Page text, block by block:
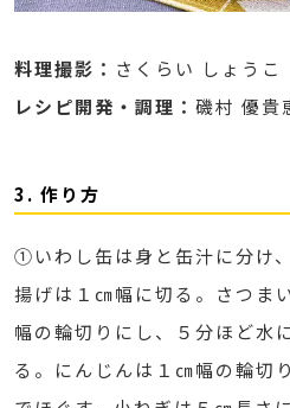
料理撮影： さくらい しょうこ
レシピ開発・調理： 磯村 優貴
3. 作り方
①いわし缶は身と缶汁に分け
揚げは１㎝幅に切る。さつま
幅の輪切りにし、５分ほど水
る。にんじんは１㎝幅の輪切